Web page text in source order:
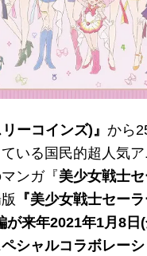
ーコインズ)』 から
いる国民的超人気
ンガ『美少女戦士
『美少女戦士セー
が来年2021年1月8日
シャルコラボレー